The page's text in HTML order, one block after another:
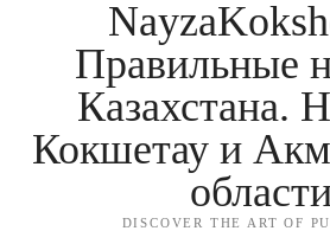
Правильные
Казахстана.
Кокшетау и
DISCOVER THE ART OF